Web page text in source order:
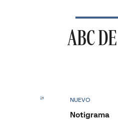
ABC
NUEVO
Notigrama